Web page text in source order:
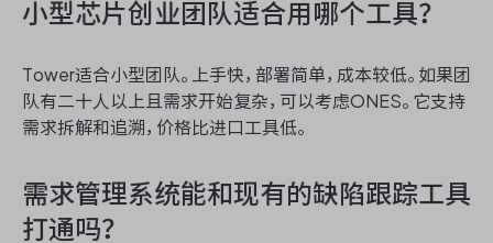
小型芯片创业团队适合用哪个工具？
Tower适合小型团队。上手快，部署简单，成本较低。如果团
队有二十人以上且需求开始复杂，可以考虑ONES。它支持
需求拆解和追溯，价格比进口工具低。
需求管理系统能和现有的缺陷跟踪工具
打通吗？